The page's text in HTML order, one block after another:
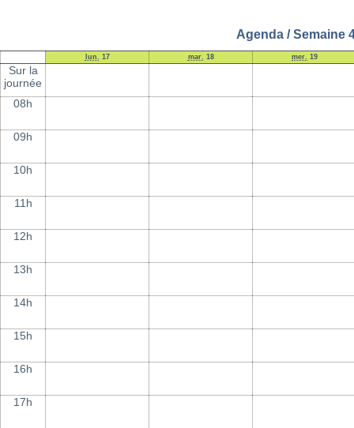
Agenda / Semaine
lun. 17 mar. 18 mer. 19
Sur la
journée
08h
09h
10h
11h
12h
13h
14h
15h
16h
17h